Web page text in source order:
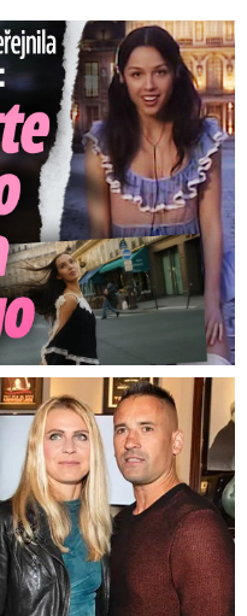
jako Olivie Rodrigo!